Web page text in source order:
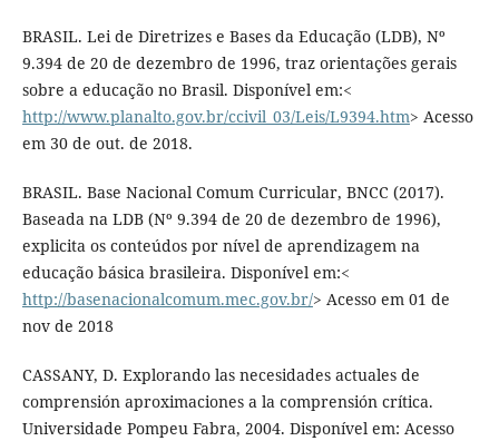
BRASIL. Lei de Diretrizes e Bases da Educação (LDB), Nº
9.394 de 20 de dezembro de 1996, traz orientações gerais
sobre a educação no Brasil. Disponível em:<
http://www.planalto.gov.br/ccivil_03/Leis/L9394.htm> Acesso
em 30 de out. de 2018.
BRASIL. Base Nacional Comum Curricular, BNCC (2017).
Baseada na LDB (Nº 9.394 de 20 de dezembro de 1996),
explicita os conteúdos por nível de aprendizagem na
educação básica brasileira. Disponível em:<
http://basenacionalcomum.mec.gov.br/> Acesso em 01 de
nov de 2018
CASSANY, D. Explorando las necesidades actuales de
comprensión aproximaciones a la comprensión crítica.
Universidade Pompeu Fabra, 2004. Disponível em: Acesso